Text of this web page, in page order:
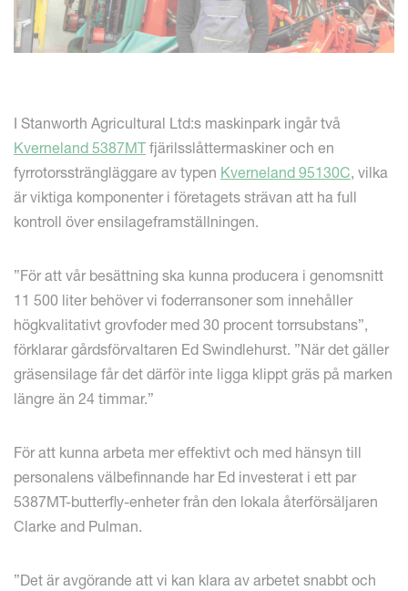
I Stanworth Agricultural Ltd:s maskinpark ingår två
Kverneland 5387MT fjärilsslåttermaskiner och en
fyrrotorssträngläggare av typen Kverneland 95130C, vilka
är viktiga komponenter i företagets strävan att ha full
kontroll över ensilageframställningen.
”För att vår besättning ska kunna producera i genomsnitt
11 500 liter behöver vi foderransoner som innehåller
högkvalitativt grovfoder med 30 procent torrsubstans”,
förklarar gårdsförvaltaren Ed Swindlehurst. ”När det gäller
gräsensilage får det därför inte ligga klippt gräs på marken
längre än 24 timmar.”
För att kunna arbeta mer effektivt och med hänsyn till
personalens välbefinnande har Ed investerat i ett par
5387MT-butterfly-enheter från den lokala återförsäljaren
Clarke and Pulman.
”Det är avgörande att vi kan klara av arbetet snabbt och